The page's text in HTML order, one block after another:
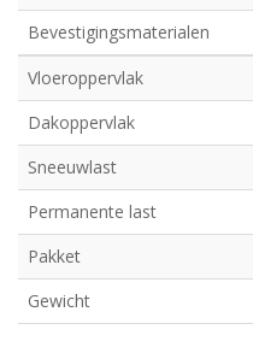
Bevestigingsmaterialen
Vloeroppervlak
Dakoppervlak
Sneeuwlast
Permanente last
Pakket
Gewicht